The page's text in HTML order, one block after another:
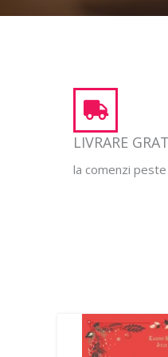
LIVRARE
la comenzi